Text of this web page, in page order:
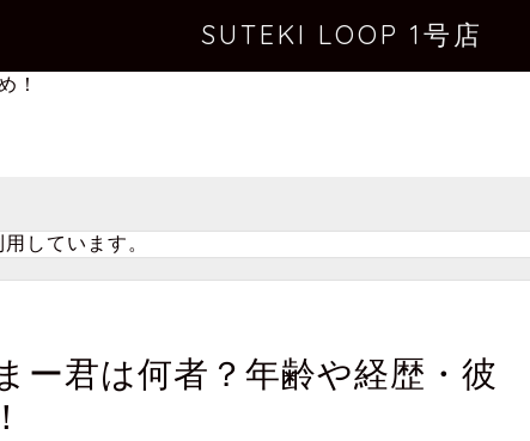
SUTEKI LOOP 1号店
！
しています。
ー君は何者？年齢や経歴・彼